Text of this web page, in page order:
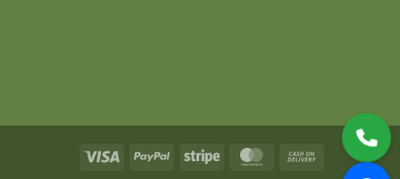
Visa PayPal Stripe MasterCardCash